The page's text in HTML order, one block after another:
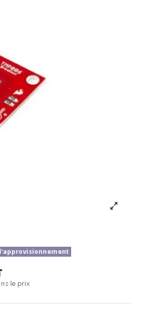
le prix